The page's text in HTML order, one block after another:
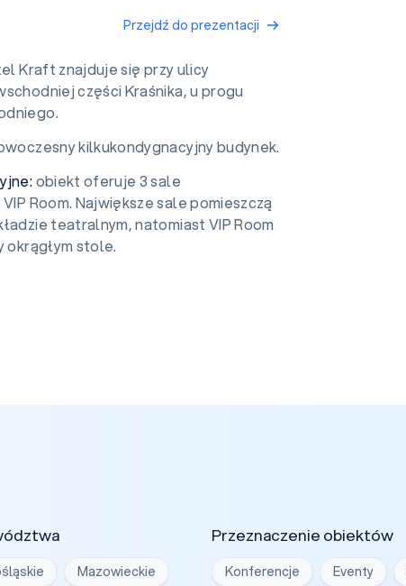
Przejdź do prezentacji
Kraft znajduje się przy ulicy
części Kraśnika, u progu
kilkukondygnacyjny budynek.
obiekt oferuje 3 sale
Room. Największe sale pomieszczą
teatralnym, natomiast VIP Room
okrągłym stole.
Mazowieckie
Przeznaczenie obiektów
Konferencje Eventy